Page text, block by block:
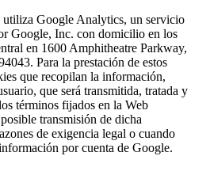
utiliza Google Analytics, un servicio
Google, Inc. con domicilio en los
en 1600 Amphitheatre Parkway,
Para la prestación de estos
que recopilan la información,
que será transmitida, tratada y
términos fijados en la Web
transmisión de dicha
de exigencia legal o cuando
por cuenta de Google.